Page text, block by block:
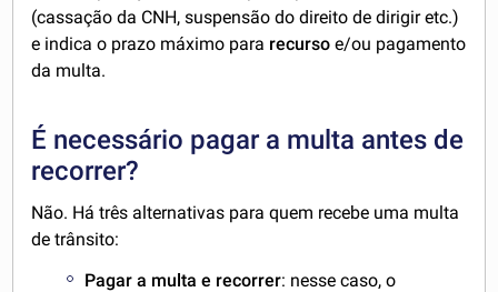
(cassação da CNH, suspensão do direito de dirigir etc.)
e indica o prazo máximo para recursoe/ou pagamento
da multa.
É necessário pagar a multa antes de
recorrer?
Não. Há três alternativas para quem recebe uma multa
de trânsito:
Pagar a multa e recorrer: nesse caso, o